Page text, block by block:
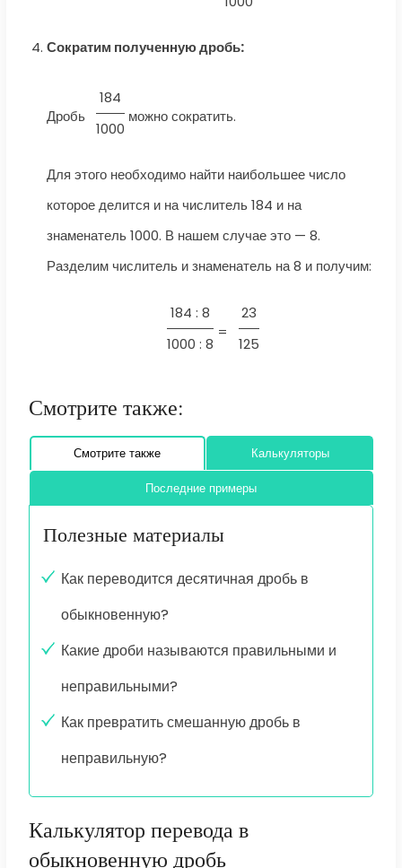
Сократим полученную дробь:
Дробь
184
1000
можно сократить.
Для этого необходимо найти наибольшее число
которое делится и на числитель 184 и на
знаменатель 1000. В нашем случае это — 8.
Разделим числитель и знаменатель на 8 и получим:
184 : 8
1000 : 8
=
23
125
Смотрите также:
Смотрите также Калькуляторы
Последние примеры
Полезные материалы
Как переводится десятичная дробь в
обыкновенную?
Какие дроби называются правильными и
неправильными?
Как превратить смешанную дробь в
неправильную?
Калькулятор перевода в
обыкновенную дробь